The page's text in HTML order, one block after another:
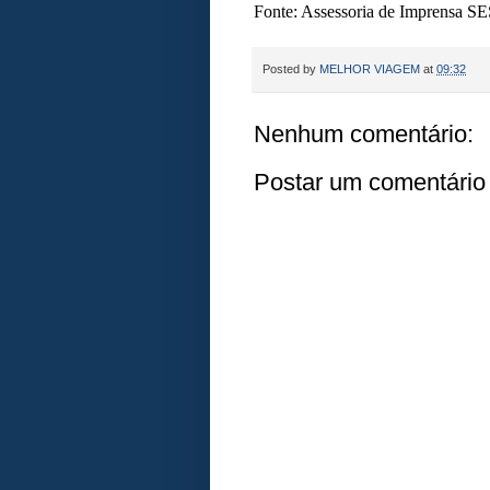
Fonte: Assessoria de Imprensa
Posted by MELHOR VIAGEM at 09:32
Nenhum comentário:
Postar um comentário